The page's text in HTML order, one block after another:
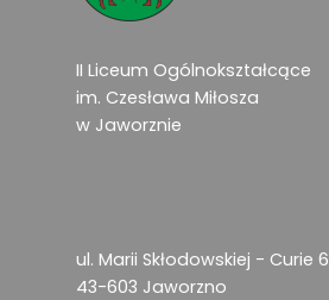
II Liceum Ogólnokształcące
im. Czesława Miłosza
w Jaworznie
ul. Marii Skłodowskiej - Curie 6
43-603 Jaworzno